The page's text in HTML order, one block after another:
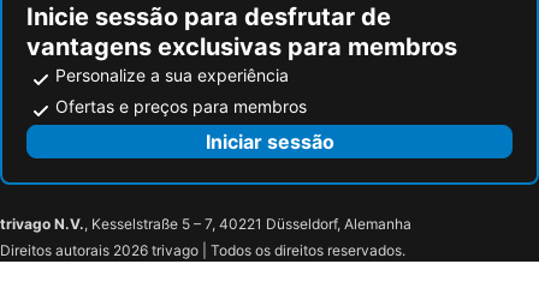
Inicie sessão para desfrutar de
vantagens exclusivas para membros
Personalize a sua experiência
Ofertas e preços para membros
Iniciar sessão
trivago N.V., Kesselstraße 5 – 7, 40221 Düsseldorf, Alemanha
Direitos autorais 2026 trivago | Todos os direitos reservados.